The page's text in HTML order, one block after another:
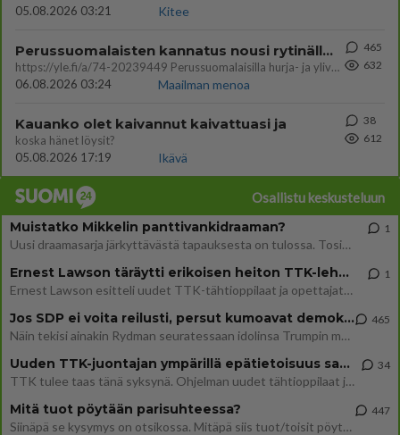
05.08.2026 03:21
Kitee
Perussuomalaisten kannatus nousi rytinällä Ylen tänään julkaisemassa tuoreimmassa gallup-kyselyssä.
https://yle.fi/a/74-20239449 Perussuomalaisilla hurja- ja ylivoimaisesti suurin nousu tässä uudessa Ylen gallupissa. Kyl
06.08.2026 03:24
Maailman menoa
465
632
Kauanko olet kaivannut kaivattuasi ja
koska hänet löysit?
05.08.2026 17:19
Ikävä
38
612
Osallistu keskusteluun
Muistatko Mikkelin panttivankidraaman?
Uusi draamasarja järkyttävästä tapauksesta on tulossa. Tositapahtumiin perustuva sarja ammentaa vuoden 1986 Mikkelin pan
1
Ernest Lawson täräytti erikoisen heiton TTK-lehdistötilaisuudessa: " Onko tässä tarkoituksena...?"
Ernest Lawson esitteli uudet TTK-tähtioppilaat ja opettajat torstaina 6.8. lehdistölle. Tulevalla kaudella on yksi hausk
1
Jos SDP ei voita reilusti, persut kumoavat demokratian Suomesta
Näin tekisi ainakin Rydman seuratessaan idolinsa Trumpin mallia https://www.is.fi/politiikka/art-2000012187244.html
465
Uuden TTK-juontajan ympärillä epätietoisuus sakenee - Nyt MTV hämmentää soppaa
TTK tulee taas tänä syksynä. Ohjelman uudet tähtioppilaat julkistetaan torstaina 6. elokuuta klo 14 alkavassa lehdistö
34
Mitä tuot pöytään parisuhteessa?
Siinäpä se kysymys on otsikossa. Mitäpä siis tuot/toisit pöytään parisuhteessa? Oletko mies vai nainen? Koetko sen mitä
447